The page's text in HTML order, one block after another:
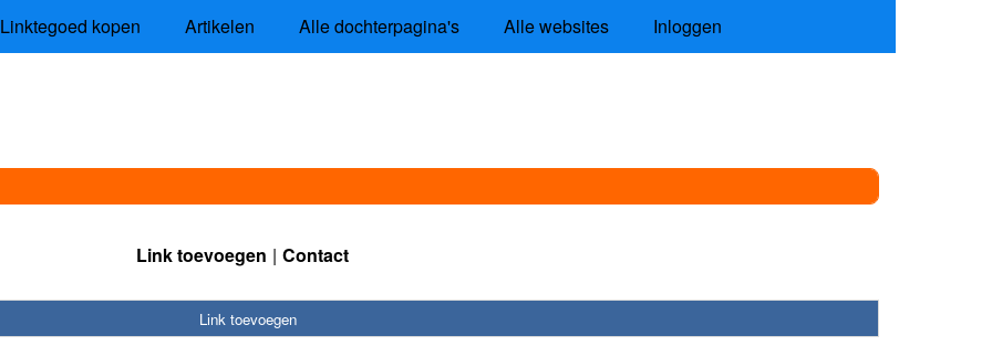
Linktegoed kopen Artikelen Alle dochterpagina's Alle websites Inloggen
Link toevoegen Contact
Link toevoegen